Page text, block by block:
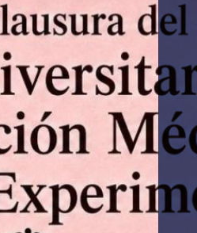
Premio "Publicación
Científica del Mes" y
Iniciación a la Investigación
Plan Propio de
Investigación
Programa de Doctorado
Seminarios de Investigación
e Innovación
Movilidad
Biomedicina
Movilidad
Clínica y
Movilidad
Centro
Video Tutorial Buzón
DOMUS